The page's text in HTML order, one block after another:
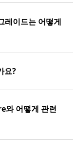
이드는 어떻게
요?
어떻게 관련